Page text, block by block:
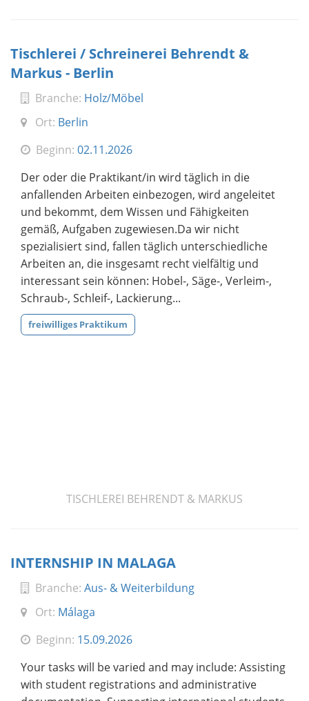
Tischlerei / Schreinerei Behrendt &
Markus - Berlin
Branche: Holz/Möbel
Ort: Berlin
Beginn: 02.11.2026
Der oder die Praktikant/in wird täglich in die
anfallenden Arbeiten einbezogen, wird angeleitet
und bekommt, dem Wissen und Fähigkeiten
gemäß, Aufgaben zugewiesen.Da wir nicht
spezialisiert sind, fallen täglich unterschiedliche
Arbeiten an, die insgesamt recht vielfältig und
interessant sein können: Hobel-, Säge-, Verleim-,
Schraub-, Schleif-, Lackierung...
freiwilliges Praktikum
TISCHLEREI BEHRENDT & MARKUS
INTERNSHIP IN MALAGA
Branche: Aus- & Weiterbildung
Ort: Málaga
Beginn: 15.09.2026
Your tasks will be varied and may include: Assisting
with student registrations and administrative